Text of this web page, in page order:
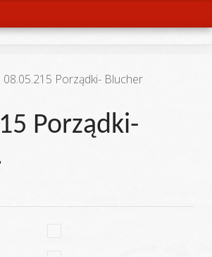
08.05.215 Porządki- Blucher
Porządki-